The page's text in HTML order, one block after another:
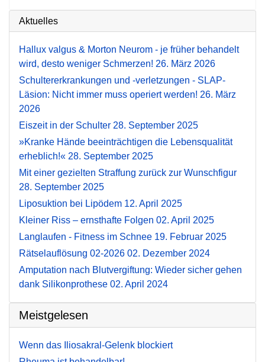
Aktuelles
Hallux valgus & Morton Neurom - je früher behandelt
wird, desto weniger Schmerzen! 26. März 2026
Schultererkrankungen und -verletzungen - SLAP-
Läsion: Nicht immer muss operiert werden! 26. März
2026
Eiszeit in der Schulter 28. September 2025
»Kranke Hände beeinträchtigen die Lebensqualität
erheblich!« 28. September 2025
Mit einer gezielten Straffung zurück zur Wunschfigur
28. September 2025
Liposuktion bei Lipödem 12. April 2025
Kleiner Riss – ernsthafte Folgen 02. April 2025
Langlaufen - Fitness im Schnee 19. Februar 2025
Rätselauflösung 02-2026 02. Dezember 2024
Amputation nach Blutvergiftung: Wieder sicher gehen
dank Silikonprothese 02. April 2024
Meistgelesen
Wenn das Iliosakral-Gelenk blockiert